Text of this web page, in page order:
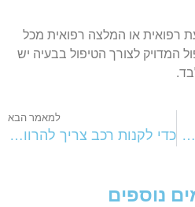
או המלצה רפואית מכל
לצורך הטיפול בבעיה יש
למאמר הבא
כדי לקנות רכב צריך להרוויח: מהם המקצועות המכניסים ביותר?
נוספים